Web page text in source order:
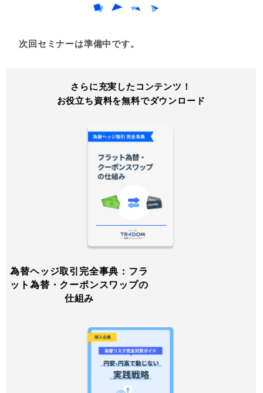
次回セミナーは準備中です。
さらに充実したコンテンツ！
お役立ち資料を無料でダウンロード
為替ヘッジ取引完全事典：フラ
ット為替・クーポンスワップの
仕組み